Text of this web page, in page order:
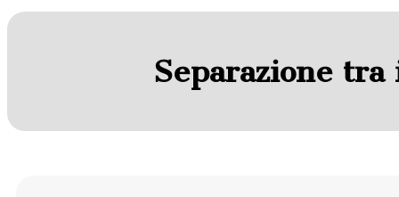
Separazione